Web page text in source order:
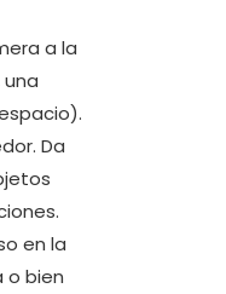
a la
Da
en la
o bien